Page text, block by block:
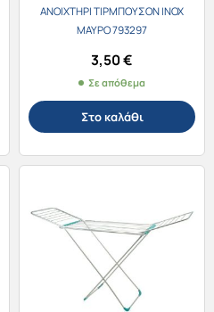
ΑΝΟΙΧΤΗΡΙ ΤΙΡΜΠΟΥΣΟΝ ΙΝΟΧ
ΜΑΥΡΟ 793297
3,50€
Σε απόθεμα
Στο καλάθι